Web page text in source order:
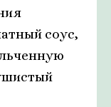
соус,